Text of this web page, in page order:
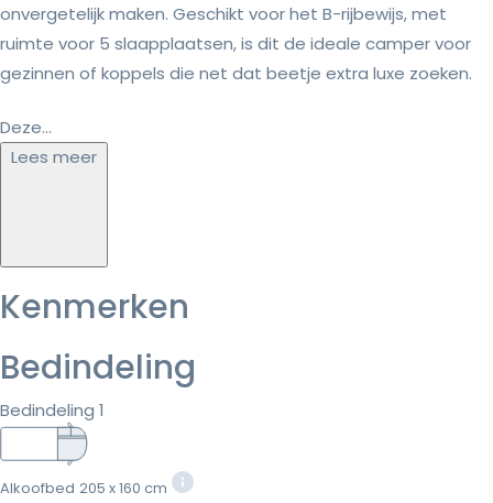
onvergetelijk maken. Geschikt voor het B-rijbewijs, met
ruimte voor 5 slaapplaatsen, is dit de ideale camper voor
gezinnen of koppels die net dat beetje extra luxe zoeken.
Deze...
Lees meer
Kenmerken
Bedindeling
Bedindeling 1
Alkoofbed 205 x 160 cm